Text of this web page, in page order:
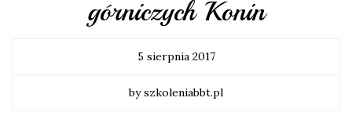
górniczych Konin
5 sierpnia 2017
by szkoleniabbt.pl